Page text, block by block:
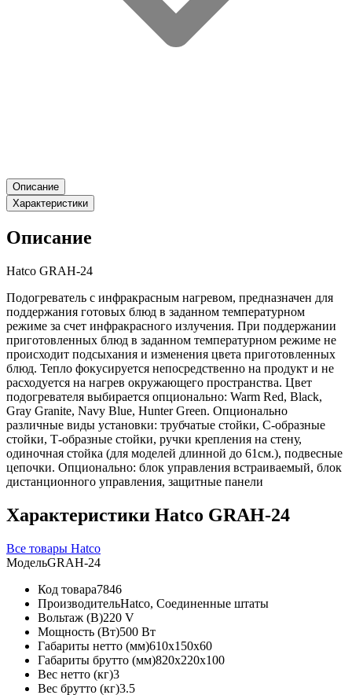
Описание
Характеристики
Описание
Hatco GRAH-24
Подогреватель с инфракрасным нагревом, предназначен для
поддержания готовых блюд в заданном температурном
режиме за счет инфракрасного излучения. При поддержании
приготовленных блюд в заданном температурном режиме не
происходит подсыхания и изменения цвета приготовленных
блюд. Тепло фокусируется непосредственно на продукт и не
расходуется на нагрев окружающего пространства. Цвет
подогревателя выбирается опционально: Warm Red, Black,
Gray Granite, Navy Blue, Hunter Green. Опционально
различные виды установки: трубчатые стойки, С-образные
стойки, Т-образные стойки, ручки крепления на стену,
одиночная стойка (для моделей длинной до 61см.), подвесные
цепочки. Опционально: блок управления встраиваемый, блок
дистанционного управления, защитные панели
Характеристики Hatco GRAH-24
Все товары Hatco
МодельGRAH-24
Код товара7846
ПроизводительHatco, Соединенные штаты
Вольтаж (В)220 V
Мощность (Вт)500 Вт
Габариты нетто (мм)610x150x60
Габариты брутто (мм)820x220x100
Вес нетто (кг)3
Вес брутто (кг)3.5